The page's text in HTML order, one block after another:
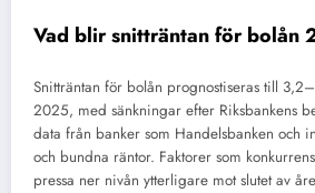
Vad blir snitträntan för bolån
Snitträntan för bolån prognostiseras till
2025, med sänkningar efter Riksbankens
data från banker som Handelsbanken och
och bundna räntor. Faktorer som
pressa ner nivån ytterligare mot slutet av